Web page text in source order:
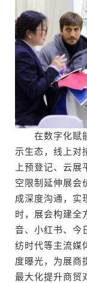
在数字化赋能
示生态，线上对
上预登记、云
空限制延伸展会
成深度沟通，实
时，展会构建全
音、小红书、今
纺时代等主流媒
度曝光，为展商
最大化提升商贸